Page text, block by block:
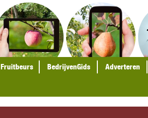
Fruitbeurs BedrijvenGids Adverteren